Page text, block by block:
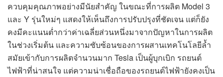
ควบคุมคุณภาพอย่างมีนัยสำคัญ ในขณะที่การผลิต Model 3
และ Y รุ่นใหม่ๆ แสดงให้เห็นถึงการปรับปรุงที่ชัดเจน แต่ก็ยัง
คงมีคะแนนต่ำกว่าค่าเฉลี่ยส่วนหนึ่งมาจากปัญหาในการผลิต
ในช่วงเริ่มต้น และความซับซ้อนของการผสานเทคโนโลยีล้ำ
สมัยเข้ากับการผลิตจำนวนมาก Tesla เป็นผู้บุกเบิก รถยนต์
ไฟฟ้าที่น่าสนใจ แต่ความน่าเชื่อถือของรถยนต์ไฟฟ้ายังคงเป็น